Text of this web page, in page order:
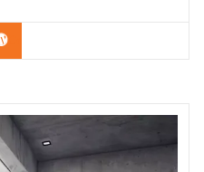
Confira os modelos